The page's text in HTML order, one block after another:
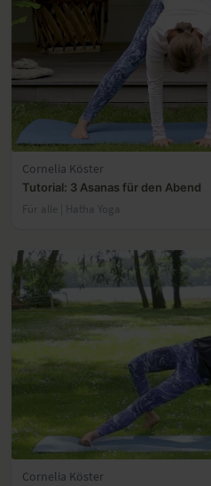
Cornelia Köster
Tutorial: 3 Asanas für den Abend
Für alle | Hatha Yoga
Cornelia Köster